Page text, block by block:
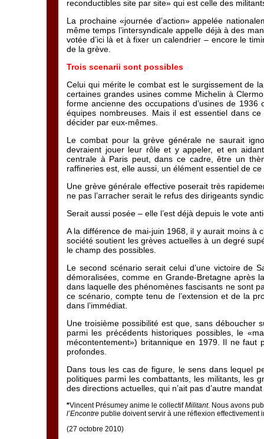
reconductibles site par site» qui est celle des
La prochaine «journée d’action» appelée
même temps l’intersyndicale appelle déjà à des
votée d’ici là et à fixer un calendrier – encore le
de la grève.
Trois scenarii sont possibles
Celui qui mérite le combat est le surgissement de
certaines grandes usines comme Michelin à
forme ancienne des occupations d’usines de
équipes nombreuses. Mais il est essentiel dans
décider par eux-mêmes.
Le combat pour la grève générale ne saurait
devraient jouer leur rôle et y appeler, et en
centrale à Paris peut, dans ce cadre, être un
raffineries est, elle aussi, un élément essentiel de ce
Une grève générale effective poserait très
ne pas l’arracher serait le refus des dirigeants
Serait aussi posée – elle l’est déjà depuis le vote
A la différence de mai-juin 1968, il y aurait moins à
société soutient les grèves actuelles à un degré
le champ des possibles.
Le second scénario serait celui d’une victoire de
démoralisées, comme en Grande-Bretagne après
dans laquelle des phénomènes fascisants ne sont
ce scénario, compte tenu de l’extension et de la
dans l’immédiat.
Une troisième possibilité est que, sans déboucher
parmi les précédents historiques possibles, le
mécontentement») britannique en 1979. Il ne
profondes.
Dans tous les cas de figure, le sens dans lequel
politiques parmi les combattants, les militants, les
des directions actuelles, qui n’ait pas d’autre
*Vincent Présumey anime le collectifMilitant. Nous avons
l’Encontre publie doivent servir à une réflexion
(27 octobre 2010)